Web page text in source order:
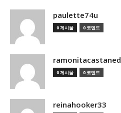
paulette74u
0 게시물 0 코멘트
ramonitacastaned
0 게시물 0 코멘트
reinahooker33